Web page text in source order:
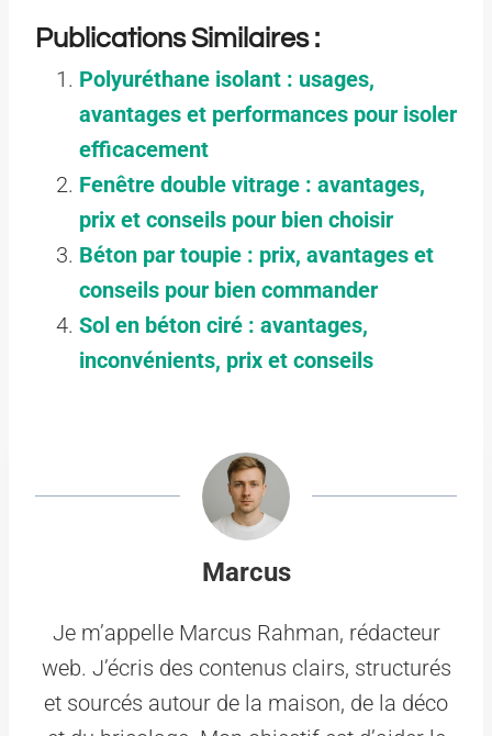
Publications Similaires :
Polyuréthane isolant : usages,
avantages et performances pour isoler
efficacement
Fenêtre double vitrage : avantages,
prix et conseils pour bien choisir
Béton par toupie : prix, avantages et
conseils pour bien commander
Sol en béton ciré : avantages,
inconvénients, prix et conseils
Marcus
Je m’appelle Marcus Rahman, rédacteur
web. J’écris des contenus clairs, structurés
et sourcés autour de la maison, de la déco